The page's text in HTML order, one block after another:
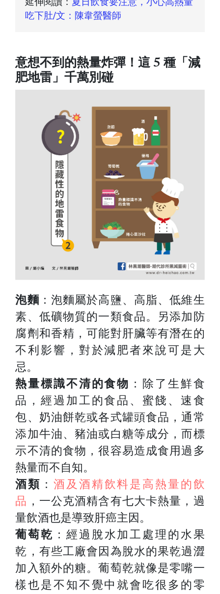
吃下肚/文：陳韋螢醫師
意想不到的熱量炸彈！這 5 種「減
肥地雷」千萬別碰
泡麵 ：泡麵屬於高鹽、高脂、低維生
素、低礦物質的一類食品。另添加防
腐劑和香精，可能對肝臟等有潛在的
不利影響，對於減肥者來說可是大
忌。
熱量標識不清的食物 ：除了生鮮食
品，經過加工的食品、蜜餞、速食
包、奶油餅乾或各式罐頭食品，通常
添加牛油、豬油或白糖等成分，而標
示不清的食物，很容易造成食用過多
熱量而不自知。
酒類 ：酒及酒精飲料是高熱量的飲
品 ，一公克酒精含有七大卡熱量，過
量飲酒也是導致肝癌主因。
葡萄乾 ：經過脫水加工處理的水果
乾，有些工廠會因為脫水的果乾過澀
加入額外的糖。葡萄乾就像是零嘴一
樣也是不知不覺中就會吃很多的零